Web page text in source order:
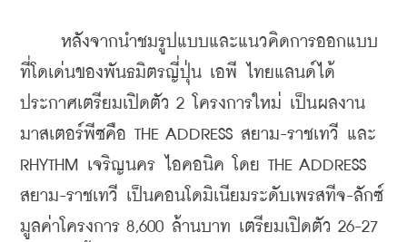
หลังจากนำชมรูปแบบและแนวคิดการออกแบบ
ที่โดเด่นของพันธมิตรญี่ปุ่น เอพี ไทยแลนด์ได้
ประกาศเตรียมเปิดตัว 2 โครงการใหม่ เป็นผลงาน
มาสเตอร์พีซคือ THE ADDRESS สยาม-ราชเทวี และ
RHYTHM เจริญนคร ไอคอนิค โดย THE ADDRESS
สยาม-ราชเทวี เป็นคอนโดมิเนียมระดับเพรสทีจ-ลักซ์
มูลค่าโครงการ 8,600 ล้านบาท เตรียมเปิดตัว 26-27